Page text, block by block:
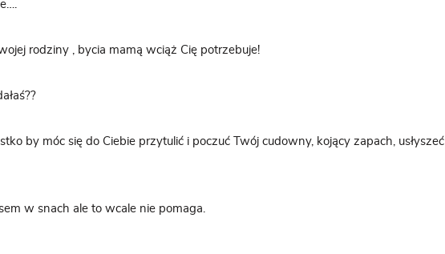
rodziny , bycia mamą wciąż Cię potrzebuje!
by móc się do Ciebie przytulić i poczuć Twój cudowny, kojący zapach, usłyszeć
w snach ale to wcale nie pomaga.